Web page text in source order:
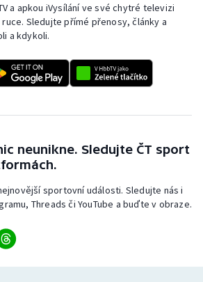
a apkou iVysílání ve své chytré televizi
Sledujte přímé přenosy, články a
a kdykoli.
neunikne. Sledujte ČT sport
sportovní události. Sledujte nás i
Threads či YouTube a buďte v obraze.